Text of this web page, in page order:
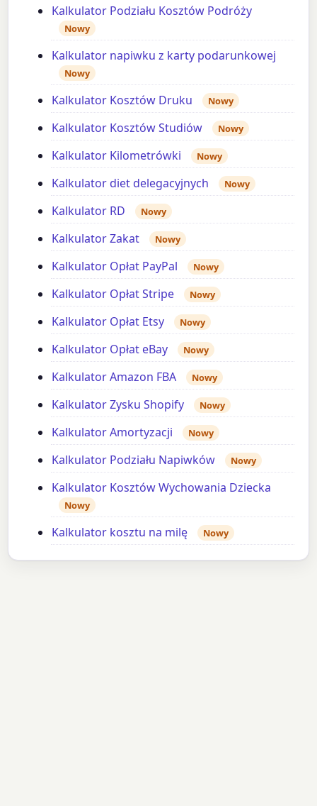
Kalkulator Podziału Kosztów Podróży
Nowy
Kalkulator napiwku z karty podarunkowej
Nowy
Kalkulator Kosztów Druku Nowy
Kalkulator Kosztów Studiów Nowy
Kalkulator Kilometrówki Nowy
Kalkulator diet delegacyjnych Nowy
Kalkulator RD Nowy
Kalkulator Zakat Nowy
Kalkulator Opłat PayPal Nowy
Kalkulator Opłat Stripe Nowy
Kalkulator Opłat Etsy Nowy
Kalkulator Opłat eBay Nowy
Kalkulator Amazon FBA Nowy
Kalkulator Zysku Shopify Nowy
Kalkulator Amortyzacji Nowy
Kalkulator Podziału Napiwków Nowy
Kalkulator Kosztów Wychowania Dziecka
Nowy
Kalkulator kosztu na milę Nowy